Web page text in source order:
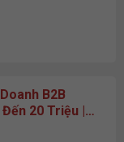
B2B
20 Triệu |